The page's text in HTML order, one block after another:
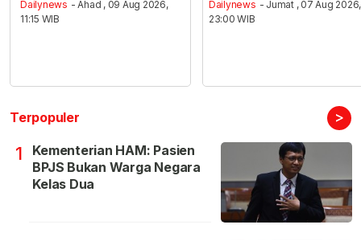
Dailynews - Ahad , 09 Aug 2026,
11:15 WIB
Dailynews - Jumat , 07 Aug 2026,
23:00 WIB
Terpopuler >
1
Kementerian HAM: Pasien
BPJS Bukan Warga Negara
Kelas Dua